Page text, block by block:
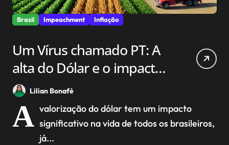
Brasil Impeachment Inflação
Um Vírus chamado PT: A
alta do Dólar e o impacto
na economia brasileira.
Lilian Bonafé
A valorização do dólar tem um impacto
significativo na vida de todos os brasileiros,
já...